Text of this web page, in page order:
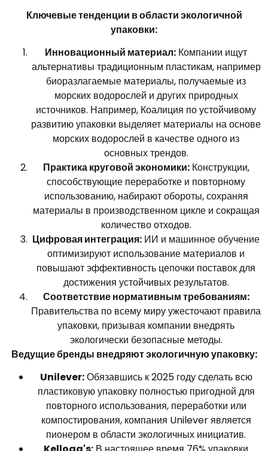
Ключевые тенденции в области экологичной
упаковки:
Инновационный материал: Компании ищут
альтернативы традиционным пластикам, например
биоразлагаемые материалы, получаемые из
морских водорослей и других природных
источников. Например, Коалиция по устойчивому
развитию упаковки выделяет материалы на основе
морских водорослей в качестве одного из
основных трендов.
Практика круговой экономики:Конструкции,
способствующие переработке и повторному
использованию, набирают обороты, сохраняя
материалы в производственном цикле и сокращая
количество отходов.
Цифровая интеграция: ИИ и машинное обучение
оптимизируют использование материалов и
повышают эффективность цепочки поставок для
достижения устойчивых результатов.
Соответствие нормативным требованиям:
Правительства по всему миру ужесточают правила
упаковки, призывая компании внедрять
экологически безопасные методы.
Ведущие бренды внедряют экологичную упаковку:
Unilever:Обязавшись к 2025 году сделать всю
пластиковую упаковку полностью пригодной для
повторного использования, переработки или
компостирования, компания Unilever является
пионером в области экологичных инициатив.